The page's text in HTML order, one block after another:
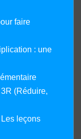
faire
: une
(Réduire,
leçons